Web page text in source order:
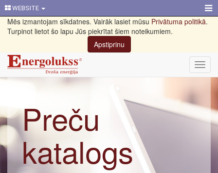
WEBSITE
Mēs izmantojam sīkdatnes. Vairāk lasiet mūsu Privātuma politikā.
Turpinot lietot šo lapu Jūs piekrītat šiem noteikumiem.
Apstiprinu
Preču
katalogs